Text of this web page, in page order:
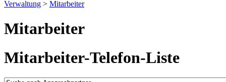
Verwaltung > Mitarbeiter
Mitarbeiter
Mitarbeiter-Telefon-Liste